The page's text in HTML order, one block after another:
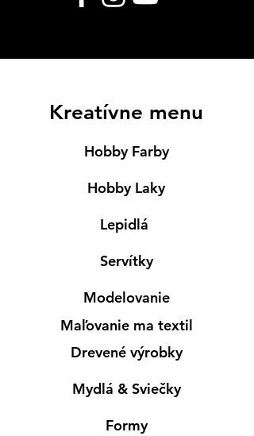
Kreatívne menu
Hobby Farby
Hobby Laky
Lepidlá
Servítky
Modelovanie
Maľovanie ma textil
Drevené výrobky
Mydlá & Sviečky
Formy